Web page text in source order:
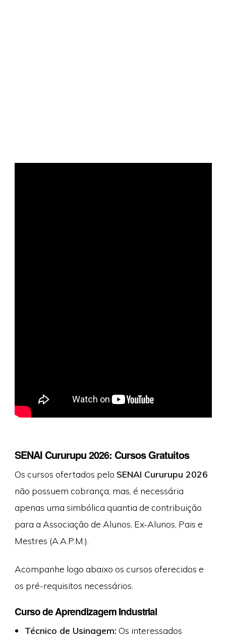
SENAI Cururupu 2026: Cursos Gratuitos
Os cursos ofertados pelo SENAI Cururupu 2026
não possuem cobrança, mas, é necessária
apenas uma simbólica quantia de contribuição
para a Associação de Alunos, Ex-Alunos, Pais e
Mestres (A.A.P.M.).
Acompanhe logo abaixo os cursos oferecidos e
os pré-requisitos necessários.
Curso de Aprendizagem Industrial
Técnico de Usinagem: Os interessados